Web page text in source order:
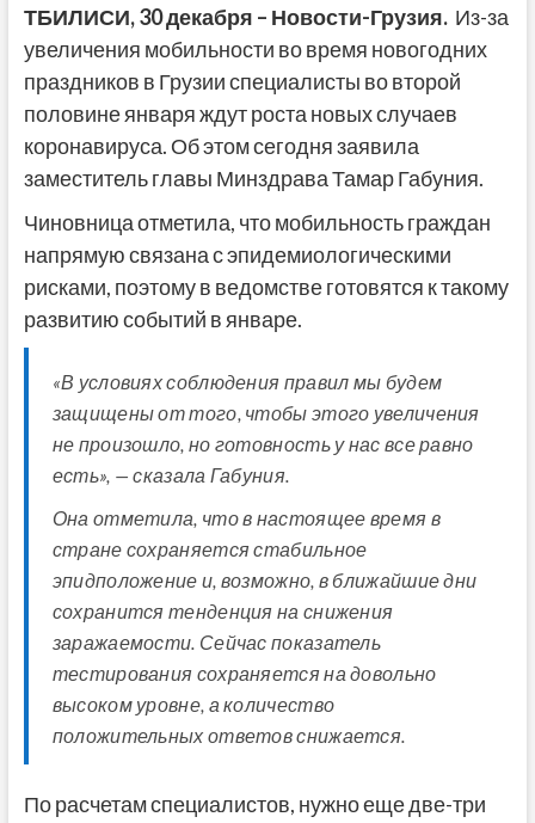
ТБИЛИСИ, 30 декабря – Новости-Грузия. Из-за
увеличения мобильности во время новогодних
праздников в Грузии специалисты во второй
половине января ждут роста новых случаев
коронавируса. Об этом сегодня заявила
заместитель главы Минздрава Тамар Габуния.
Чиновница отметила, что мобильность граждан
напрямую связана с эпидемиологическими
рисками, поэтому в ведомстве готовятся к такому
развитию событий в январе.
«В условиях соблюдения правил мы будем
защищены от того, чтобы этого увеличения
не произошло, но готовность у нас все равно
есть», — сказала Габуния.
Она отметила, что в настоящее время в
стране сохраняется стабильное
эпидположение и, возможно, в ближайшие дни
сохранится тенденция на снижения
заражаемости. Сейчас показатель
тестирования сохраняется на довольно
высоком уровне, а количество
положительных ответов снижается.
По расчетам специалистов, нужно еще две-три